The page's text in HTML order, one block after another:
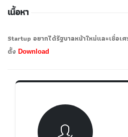
เนื้อหา
Startup อยากได้รัฐบาลหน้าใหม่และเชื่อเ
ตั้ง Download